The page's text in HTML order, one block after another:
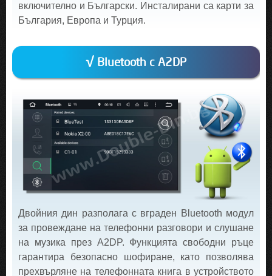
включително и Български. Инсталирани са карти за
България, Европа и Турция.
√ Bluetooth с A2DP
Двойния дин разполага с вграден Bluetooth модул
за провеждане на телефонни разговори и слушане
на музика през A2DP. Функцията свободни ръце
гарантира безопасно шофиране, като позволява
прехвърляне на телефонната книга в устройството